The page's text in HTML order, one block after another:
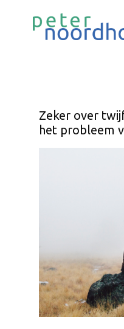
Zeker over
het probleem